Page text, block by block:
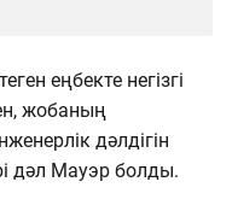
еңбекте негізгі
жобаның
дәлдігін
дәл Мауэр болды.